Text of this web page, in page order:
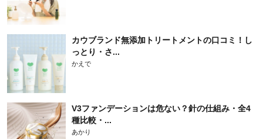
カウブランド無添加トリートメントの口コミ！し
っとり・さ...
かえで
V3ファンデーションは危ない？針の仕組み・全4
種比較・...
あかり